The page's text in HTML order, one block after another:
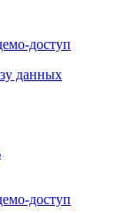
доступ
данных
доступ